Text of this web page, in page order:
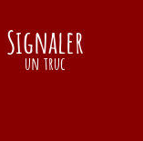
Signaler
un truc